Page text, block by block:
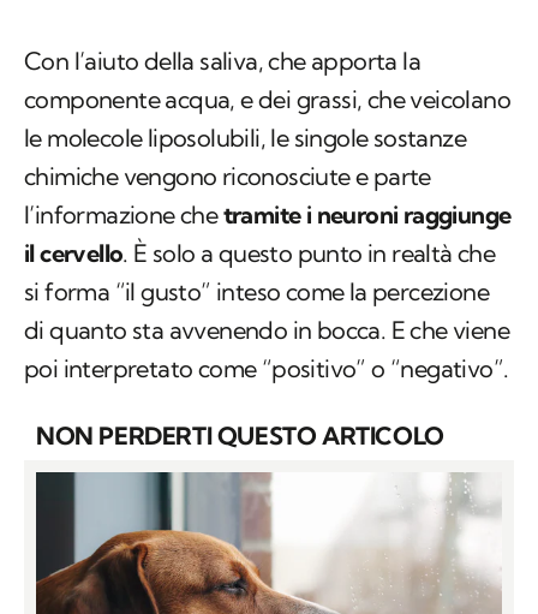
Con l’aiuto della saliva, che apporta la
componente acqua, e dei grassi, che veicolano
le molecole liposolubili, le singole sostanze
chimiche vengono riconosciute e parte
l’informazione chetramite i neuroni raggiunge
il cervello. È solo a questo punto in realtà che
si forma “il gusto” inteso come la percezione
di quanto sta avvenendo in bocca. E che viene
poi interpretato come “positivo” o “negativo”.
NON PERDERTI QUESTO ARTICOLO